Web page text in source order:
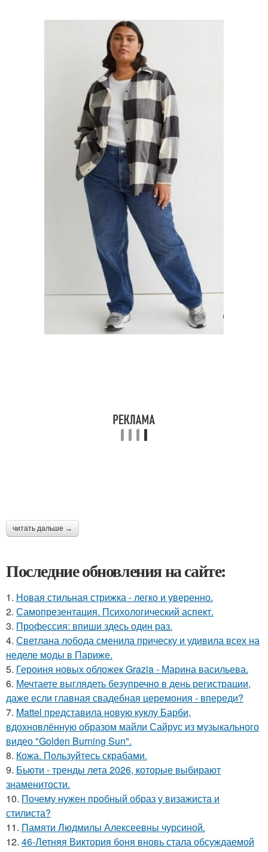
читать дальше →
Последние обновления на сайте:
1. Новая стильная стрижка - легко и уверенно.
2. Самопрезентация. Психологический аспект.
3. Профессия: впиши здесь один раз.
4. Светлана лобода сменила прическу и удивила всех на
неделе моды в Париже.
5. Героиня новых обложек Grazia - Марина васильева.
6. Мечтаете выглядеть безупречно в день регистрации,
даже если главная свадебная церемония - впереди?
7. Mattel представила новую куклу Барби,
вдохновлённую образом майли Сайрус из музыкального
видео "Golden Burning Sun".
8. Кожа. Пользуйтесь скрабами.
9. Бьюти - тренды лета 2026, которые выбирают
знаменитости.
10. Почему нужен пробный образ у визажиста и
стилиста?
11. Памяти Людмилы Алексеевны чурсиной.
12. 46-Летняя Виктория боня вновь стала обсуждаемой